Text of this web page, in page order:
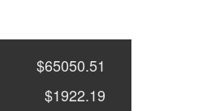
$65050.51
$1922.19